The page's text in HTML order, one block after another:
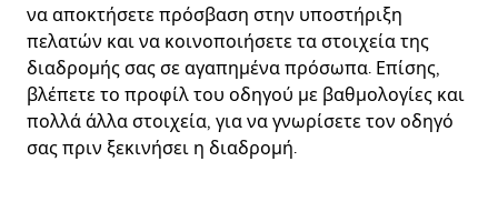
να αποκτήσετε πρόσβαση στην υποστήριξη
πελατών και να κοινοποιήσετε τα στοιχεία της
διαδρομής σας σε αγαπημένα πρόσωπα. Επίσης,
βλέπετε το προφίλ του οδηγού με βαθμολογίες και
πολλά άλλα στοιχεία, για να γνωρίσετε τον οδηγό
σας πριν ξεκινήσει η διαδρομή.